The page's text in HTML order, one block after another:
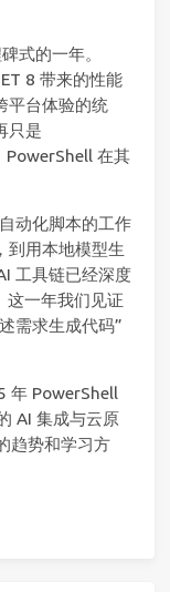
式的一年。
8 带来的性能
平台体验的统
只是
PowerShell 在其
动化脚本的工作
到用本地模型生
工具链已经深度
这一年我们见证
需求生成代码”
年 PowerShell
AI 集成与云原
趋势和学习方